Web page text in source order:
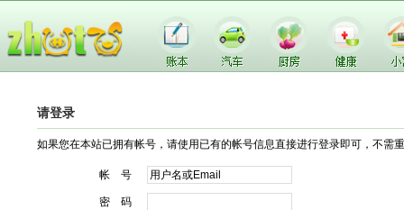
请登录
如果您在本站已拥有帐号，请使用已有的帐号信息直接进行登录即可，不需
帐 号
密 码